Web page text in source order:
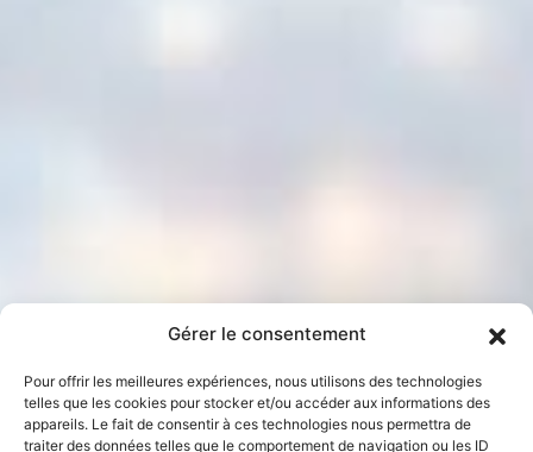
Gérer le consentement
Pour offrir les meilleures expériences, nous utilisons des technologies
telles que les cookies pour stocker et/ou accéder aux informations des
appareils. Le fait de consentir à ces technologies nous permettra de
traiter des données telles que le comportement de navigation ou les ID